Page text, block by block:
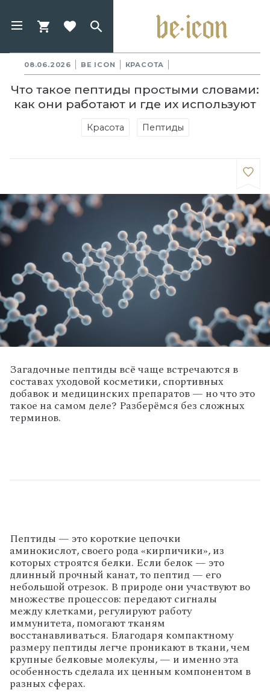
08.06.2026 BE ICON КРАСОТА
Что такое пептиды простыми словами:
как они работают и где их используют
Красота Пептиды
Загадочные пептиды всёчаще встречаются в
составахуходовой косметики,спортивных
добавоки медицинских препаратов— ночтоэто
такое насамом деле? Разберёмся без сложных
терминов.
Пептиды — этокороткие цепочки
аминокислот,своегорода«кирпичики»,из
которых строятся белки. Если белок— это
длинный прочный канат,топептид — его
небольшой отрезок. В природе ониучаствуютво
множестве процессов: передаютсигналы
междуклетками,регулируютработу
иммунитета,помогаюттканям
восстанавливаться. Благодаря компактному
размерупептидылегче проникаютвткани,чем
крупные белковые молекулы,— и именноэта
особенностьсделалаих ценным компонентом в
разных сферах.